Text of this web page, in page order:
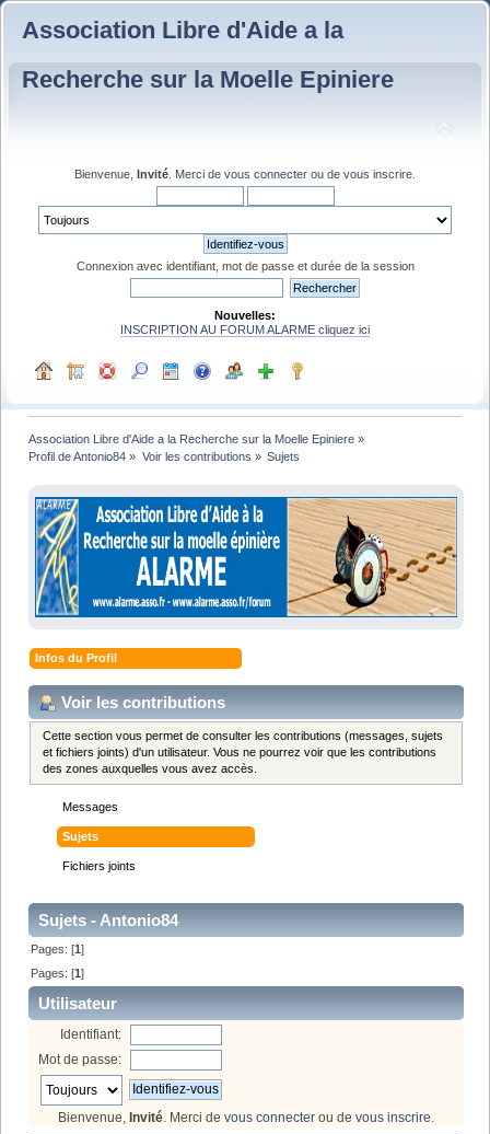
Association Libre d'Aide a la
Recherche sur la Moelle Epiniere
Bienvenue, Invité . Merci de vous connecter ou de vous inscrire
Connexion avec identifiant, mot de passe et durée de la session
Nouvelles:
INSCRIPTION AU FORUM ALARME cliquez ici
Association Libre d'Aide a la Recherche sur la Moelle Epiniere »
Profil de Antonio84 » Voir les contributions » Sujets
Infos du Profil
Voir les contributions
Cette section vous permet de consulter les contributions (messages, sujets
et fichiers joints) d'un utilisateur. Vous ne pourrez voir que les contributions
des zones auxquelles vous avez accès.
Messages
Sujets
Fichiers joints
Sujets - Antonio84
Pages: [1]
Pages: [1]
Utilisateur
Identifiant:
Mot de passe:
Bienvenue, Invité. Merci de vous connecter ou de vous inscrire.